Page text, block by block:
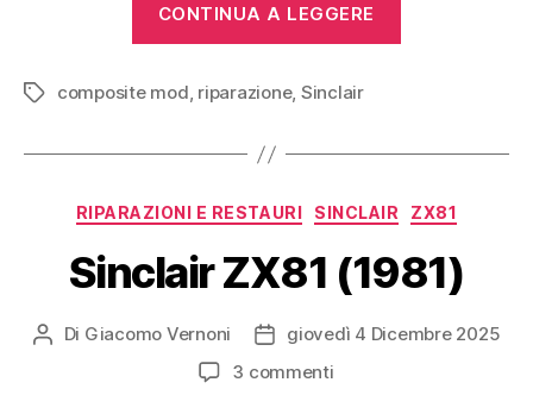
CONTINUA A LEGGERE
Spectrum”
Tag composite mod, riparazione, Sinclair
Categorie
RIPARAZIONI E RESTAURI SINCLAIR ZX81
Sinclair ZX81 (1981)
Autore
Di Giacomo Vernoni
Data
dell'articolo
giovedì 4 Dicembre 2025
3 commentisu